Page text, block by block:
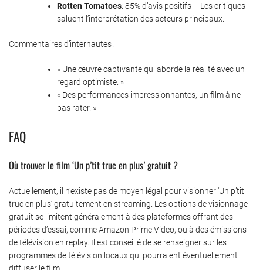
Rotten Tomatoes: 85% d’avis positifs – Les critiques
saluent l’interprétation des acteurs principaux.
Commentaires d’internautes :
« Une œuvre captivante qui aborde la réalité avec un
regard optimiste. »
« Des performances impressionnantes, un film à ne
pas rater. »
FAQ
Où trouver le film ‘Un p’tit truc en plus’ gratuit ?
Actuellement, il n’existe pas de moyen légal pour visionner ‘Un p’tit
truc en plus’ gratuitement en streaming. Les options de visionnage
gratuit se limitent généralement à des plateformes offrant des
périodes d’essai, comme Amazon Prime Video, ou à des émissions
de télévision en replay. Il est conseillé de se renseigner sur les
programmes de télévision locaux qui pourraient éventuellement
diffuser le film.